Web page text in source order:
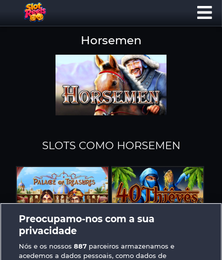
Horsemen
SLOTS COMO HORSEMEN
Palace of Treasures
Preocupamo-nos com a sua
privacidade
Nós e os nossos887 parceiros armazenamos e
acedemos a dados pessoais, como dados de